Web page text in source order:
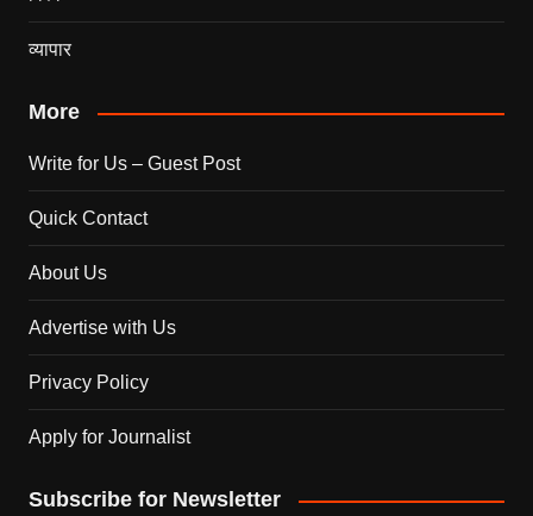
व्यापार
More
Write for Us – Guest Post
Quick Contact
About Us
Advertise with Us
Privacy Policy
Apply for Journalist
Subscribe for Newsletter